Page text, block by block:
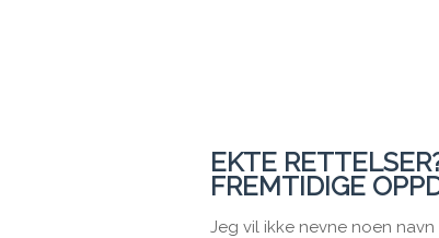
EKTE
FREMTIDIGE
Jeg vil ikke nevne noen